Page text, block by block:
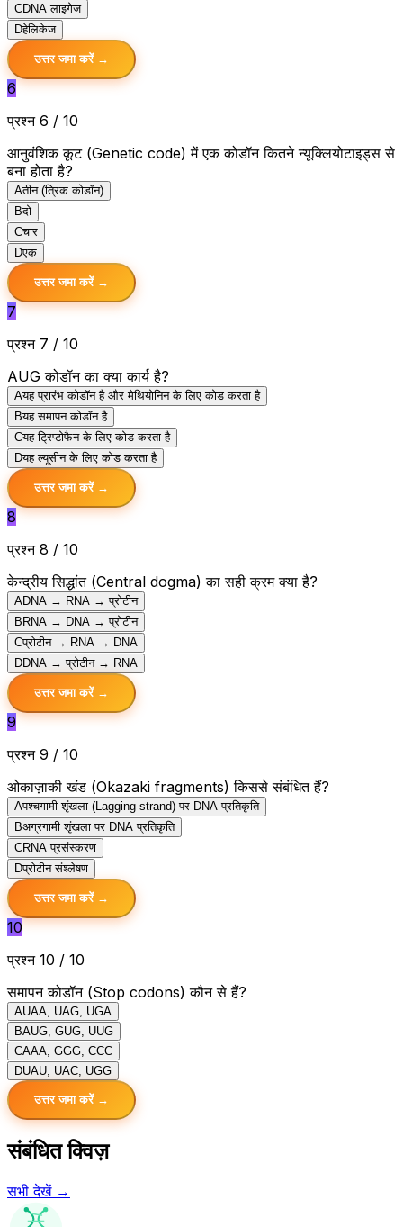
CDNA लाइगेज
Dहेलिकेज
उत्तर जमा करें →
6
प्रश्न 6 / 10
आनुवंशिक कूट (Genetic code) में एक कोडॉन कितने न्यूक्लियोटाइड्स से
बना होता है?
Aतीन (त्रिक कोडॉन)
Bदो
Cचार
Dएक
उत्तर जमा करें →
7
प्रश्न 7 / 10
AUG कोडॉन का क्या कार्य है?
Aयह प्रारंभ कोडॉन है और मेथियोनिन के लिए कोड करता है
Bयह समापन कोडॉन है
Cयह ट्रिप्टोफैन के लिए कोड करता है
Dयह ल्यूसीन के लिए कोड करता है
उत्तर जमा करें →
8
प्रश्न 8 / 10
केन्द्रीय सिद्धांत (Central dogma) का सही क्रम क्या है?
ADNA → RNA → प्रोटीन
B RNA → DNA → प्रोटीन
Cप्रोटीन → RNA → DNA
DDNA → प्रोटीन → RNA
उत्तर जमा करें →
9
प्रश्न 9 / 10
ओकाज़ाकी खंड (Okazaki fragments) किससे संबंधित हैं?
Aपश्चगामी शृंखला (Lagging strand) पर DNA प्रतिकृति
Bअग्रगामी शृंखला पर DNA प्रतिकृति
CRNA प्रसंस्करण
Dप्रोटीन संश्लेषण
उत्तर जमा करें →
10
प्रश्न 10 / 10
समापन कोडॉन (Stop codons) कौन से हैं?
AUAA, UAG, UGA
BAUG, GUG, UUG
CAAA, GGG, CCC
DUAU, UAC, UGG
उत्तर जमा करें →
संबंधित क्विज़
सभी देखें →